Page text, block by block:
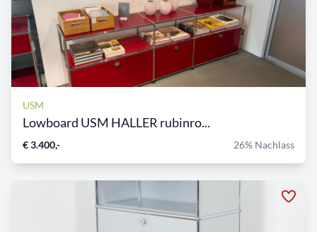
USM
Lowboard USM HALLER rubinro...
€ 3.400,- 26% Nachlass